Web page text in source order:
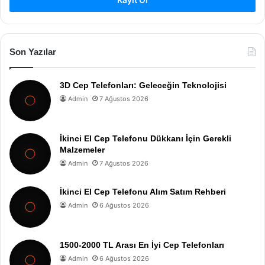
Son Yazılar
3D Cep Telefonları: Geleceğin Teknolojisi
Admin 7 Ağustos 2026
İkinci El Cep Telefonu Dükkanı İçin Gerekli
Malzemeler
Admin 7 Ağustos 2026
İkinci El Cep Telefonu Alım Satım Rehberi
Admin 6 Ağustos 2026
1500-2000 TL Arası En İyi Cep Telefonları
Admin 6 Ağustos 2026